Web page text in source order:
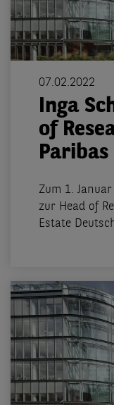
07.02.2022
Inga
of
Zum 1.
zur Head of
Estate